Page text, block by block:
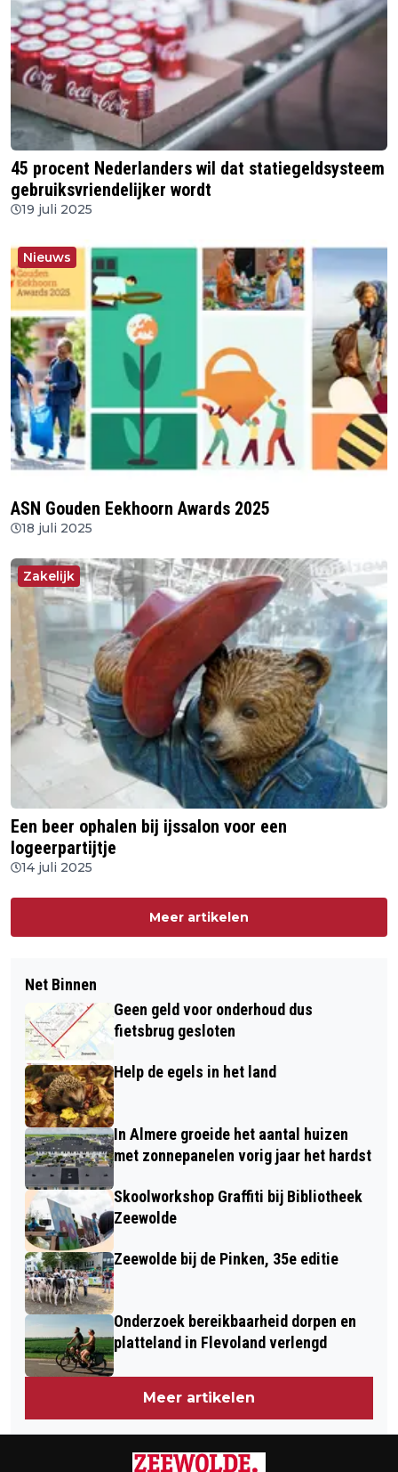
45 procent Nederlanders wil dat statiegeldsysteem
gebruiksvriendelijker wordt
19 juli 2025
Nieuws
ASN Gouden Eekhoorn Awards 2025
18 juli 2025
Zakelijk
Een beer ophalen bij ijssalon voor een
logeerpartijtje
14 juli 2025
Meer artikelen
Net Binnen
Geen geld voor onderhoud dus
fietsbrug gesloten
Help de egels in het land
In Almere groeide het aantal huizen
met zonnepanelen vorig jaar het hardst
Skoolworkshop Graffiti bij Bibliotheek
Zeewolde
Zeewolde bij de Pinken, 35e editie
Onderzoek bereikbaarheid dorpen en
platteland in Flevoland verlengd
Meer artikelen